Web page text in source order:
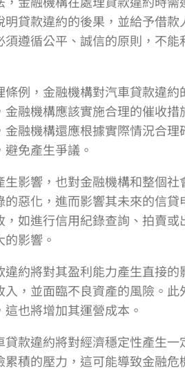
貸款違約的後果，並給予借
遵循公平、誠信的原則，不
條例，金融機構對汽車貸款違
融機構應該實施合理的催收
融機構還應根據實際情況合
免產生爭議。
影響，也對金融機構和整個
惡化，進而影響其未來的信
如進行信用紀錄查詢、拍賣
影響。
約將對其盈利能力產生直接
，並面臨不良資產的風險。
也將增加其運營成本。
款違約將對經濟穩定性產生
積的壓力，這可能導致金融危